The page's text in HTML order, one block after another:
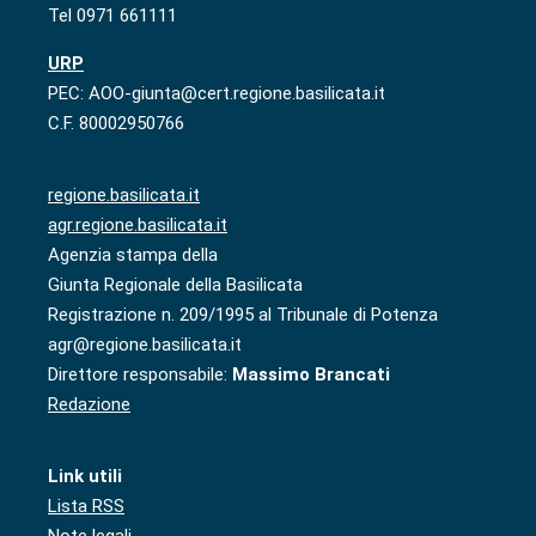
Tel 0971 661111
URP
PEC: AOO-giunta@cert.regione.basilicata.it
C.F. 80002950766
regione.basilicata.it
agr.regione.basilicata.it
Agenzia stampa della
Giunta Regionale della Basilicata
Registrazione n. 209/1995 al Tribunale di Potenza
agr@regione.basilicata.it
Direttore responsabile: Massimo Brancati
Redazione
Link utili
Lista RSS